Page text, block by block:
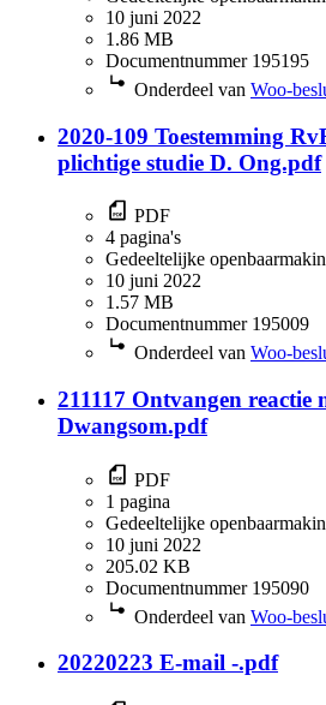
10 juni 2022
1.86 MB
Documentnummer 195195
Onderdeel van Woo-
2020-109 Toestemming
plichtige studie D. Ong.pdf
PDF
4 pagina's
Gedeeltelijke
10 juni 2022
1.57 MB
Documentnummer 195009
Onderdeel van Woo-
211117 Ontvangen reactie
Dwangsom.pdf
PDF
1 pagina
Gedeeltelijke
10 juni 2022
205.02 KB
Documentnummer 195090
Onderdeel van Woo-
20220223 E-mail -.pdf